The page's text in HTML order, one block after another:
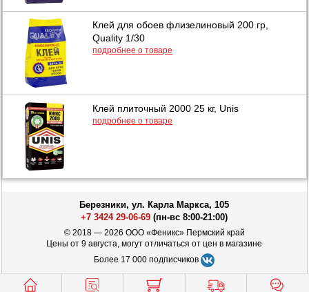
Клей для обоев флизелиновый 200 гр,
Quality 1/30
подробнее о товаре
Клей плиточный 2000 25 кг, Unis
подробнее о товаре
Березники, ул. Карла Маркса, 105
+7 3424 29-06-69 (пн-вс 8:00-21:00)
© 2018 — 2026 ООО «Феникс» Пермский край
Цены от 9 августа, могут отличаться от цен в магазине
Более 17 000 подписчиков